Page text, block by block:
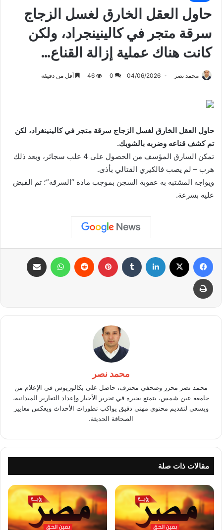
حاول العقل الخارق لغسل الزجاج
سرقة متجر في كالينينجراد، ولكن
كانت هناك عملية إزالة القناع…
محمد نصر 04/06/2026
0
46 أقل من دقيقة
حاول العقل الخارق لغسل الزجاج سرقة متجر في كالينينغراد، لكن
تم كشف قناعه وضربه بالشوبك.
تمكن السارق المؤسف من الحصول على 4 علب سجائر، وبعد ذلك
هرب – لم يصب فالكيري القتالي بأذى.
ويواجه المشتبه به عقوبة السجن بموجب مادة “السرقة”؛ تم القبض
عليه بسرعة.
فيسبوك لينكدإن بينتيريست واتساب
طباعة
محمد نصر
محمد نصر محرر وصحفي محترف، حاصل على بكالوريوس في الإعلام من
جامعة عين شمس، يتمتع بخبرة في تحرير الأخبار وإعداد التقارير الميدانية،
ويسعى لتقديم محتوى مهني دقيق يواكب تطورات الأحداث ويعكس معايير
الصحافة الحديثة.
مقالات ذات صلة